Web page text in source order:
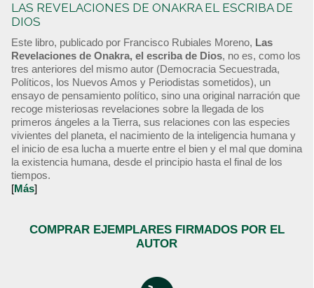
LAS REVELACIONES DE ONAKRA EL ESCRIBA DE
DIOS
Este libro, publicado por Francisco Rubiales Moreno, Las
Revelaciones de Onakra, el escriba de Dios, no es, como los
tres anteriores del mismo autor (Democracia Secuestrada,
Políticos, los Nuevos Amos y Periodistas sometidos), un
ensayo de pensamiento político, sino una original narración que
recoge misteriosas revelaciones sobre la llegada de los
primeros ángeles a la Tierra, sus relaciones con las especies
vivientes del planeta, el nacimiento de la inteligencia humana y
el inicio de esa lucha a muerte entre el bien y el mal que domina
la existencia humana, desde el principio hasta el final de los
tiempos.
[Más]
COMPRAR EJEMPLARES FIRMADOS POR EL
AUTOR